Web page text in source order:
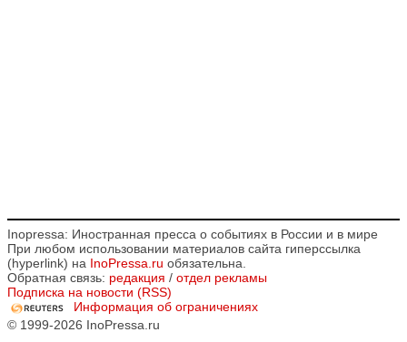
Inopressa: Иностранная пресса о событиях в России и в мире
При любом использовании материалов сайта гиперссылка
(hyperlink) на InoPressa.ru обязательна.
Обратная связь: редакция / отдел рекламы
Подписка на новости (RSS)
Информация об ограничениях
© 1999-2026 InoPressa.ru